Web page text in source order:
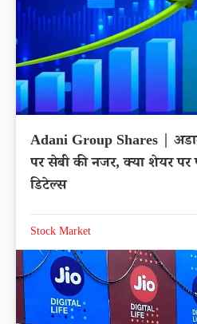
Adani Group Shares |
पर सेबी की नजर, क्या शेयर
डिटेल्स
Stock Market